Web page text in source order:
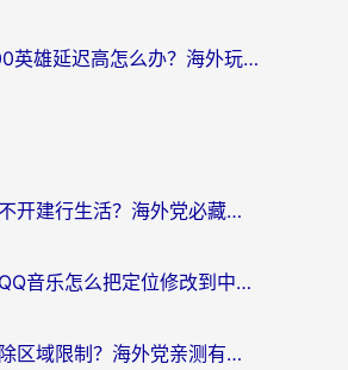
在国外玩300英雄延迟高怎么办？海外玩家亲测有效的加速器选择指南
日本怎么打不开建行生活？海外党必藏的回国加速指南（含丹麦国外影音问题破解）
在新西兰用QQ音乐怎么把定位修改到中国国内？海外党听歌追剧的实用指南
优酷怎么解除区域限制？海外党亲测有效的回国加速器选择指南